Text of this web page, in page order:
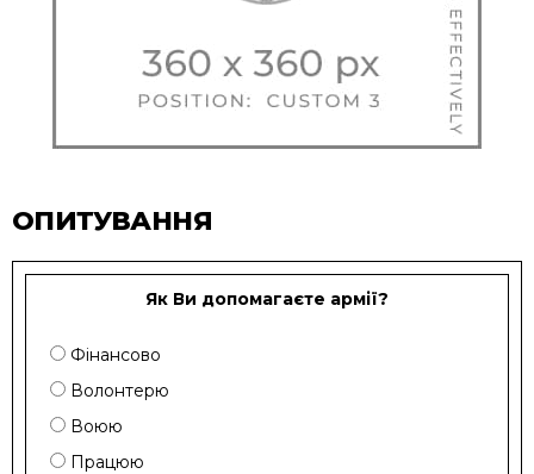
ОПИТУВАННЯ
Як Ви допомагаєте армії?
Фінансово
Волонтерю
Воюю
Працюю